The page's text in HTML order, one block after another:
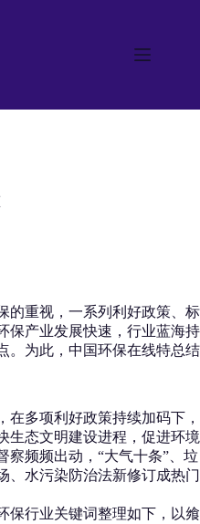
的重视，一系列利好政策、标
保产业发展快速，行业蓝海持
。为此，中国环保在线特总结
多项利好政策持续加码下，
生态文明建设进程，促进环境
察频频出动，“大气十条”、垃
、水污染防治法新修订成热门
行业关键词整理如下，以飨